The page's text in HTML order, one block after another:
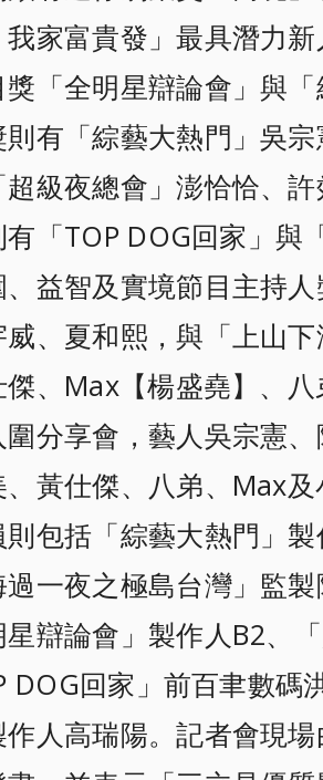
我家富貴發」最具潛力
獎「全明星辯論會」與
則有「綜藝大熱門」吳
級夜總會」澎恰恰、
「TOP DOG回家」與
益智及實境節目主持
、夏和熙，與「 上山
、Max【楊盛堯】、
分享會，藝人吳宗憲、
黃仕傑、八弟、 Max
包括「綜藝大熱門」
過一夜之極島台灣」 監
辯論會」製作人B2、「
DOG回家」前百聿數碼
作人高瑞陽。記者會現